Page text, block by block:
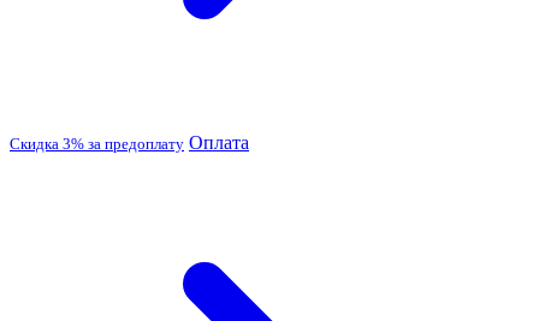
Скидка 3% за предоплату Оплата